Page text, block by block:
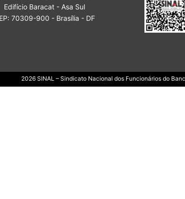
Edifício Baracat - Asa Sul
70309-900 - Brasília - DF
2026 SINAL – Sindicato Nacional dos Funcionários do